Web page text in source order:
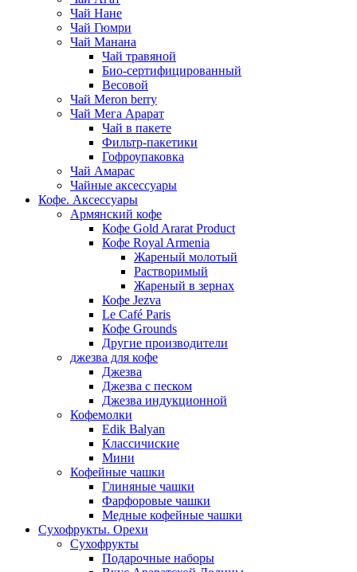
Чай Нане
Чай Гюмри
Чай Манана
Чай травяной
Био-сертифицированный
Весовой
Чай Meron berry
Чай Мега Арарат
Чай в пакете
Фильтр-пакетики
Гофроупаковка
Чай Амарас
Чайные аксессуары
Кофе. Аксессуары
Армянский кофе
Кофе Gold Ararat Product
Кофе Royal Armenia
Жареный молотый
Растворимый
Жареный в зернах
Кофе Jezva
Le Café Paris
Кофе Grounds
Другие производители
джезва для кофе
Джезва
Джезва с песком
Джезва индукционной
Кофемолки
Edik Balyan
Классичиские
Мини
Кофейные чашки
Глиняные чашки
Фарфоровые чашки
Медные кофейные чашки
Сухофрукты. Орехи
Сухофрукты
Подарочные наборы